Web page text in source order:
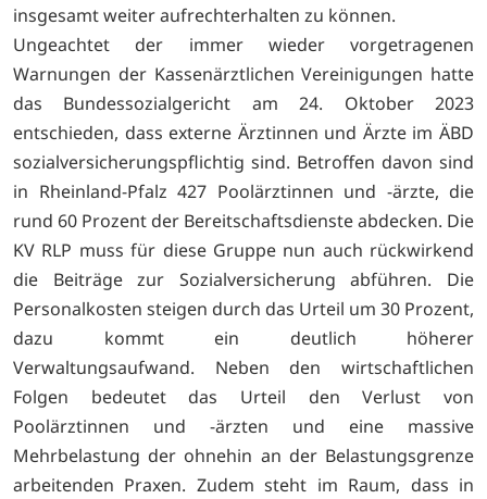
insgesamt weiter aufrechterhalten zu können.
Ungeachtet der immer wieder vorgetragenen
Warnungen der Kassenärztlichen Vereinigungen hatte
das Bundessozialgericht am 24. Oktober 2023
entschieden, dass externe Ärztinnen und Ärzte im ÄBD
sozialversicherungspflichtig sind. Betroffen davon sind
in Rheinland-Pfalz 427 Poolärztinnen und -ärzte, die
rund 60 Prozent der Bereitschaftsdienste abdecken. Die
KV RLP muss für diese Gruppe nun auch rückwirkend
die Beiträge zur Sozialversicherung abführen. Die
Personalkosten steigen durch das Urteil um 30 Prozent,
dazu kommt ein deutlich höherer
Verwaltungsaufwand. Neben den wirtschaftlichen
Folgen bedeutet das Urteil den Verlust von
Poolärztinnen und -ärzten und eine massive
Mehrbelastung der ohnehin an der Belastungsgrenze
arbeitenden Praxen. Zudem steht im Raum, dass in